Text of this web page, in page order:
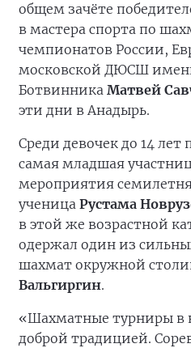
общем зачёте
в мастера спорта по
чемпионатов России,
московской ДЮСШ
Ботвинника Матвей
эти дни в Анадырь.
Среди девочек до 14 лет
самая младшая
мероприятия
ученица Рустама
в этой же возрастной
одержал один из
шахмат окружной
Вальгиргин.
«Шахматные турниры в
доброй традицией.